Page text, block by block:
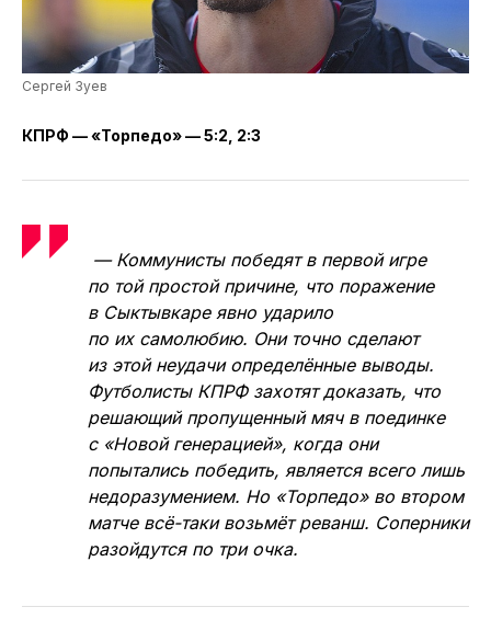
Сергей Зуев
КПРФ — «Торпедо» — 5:2, 2:3
— Коммунисты победят в первой игре
по той простой причине, что поражение
в Сыктывкаре явно ударило
по их самолюбию. Они точно сделают
из этой неудачи определённые выводы.
Футболисты КПРФ захотят доказать, что
решающий пропущенный мяч в поединке
с «Новой генерацией», когда они
попытались победить, является всего лишь
недоразумением. Но «Торпедо» во втором
матче всё-таки возьмёт реванш. Соперники
разойдутся по три очка.